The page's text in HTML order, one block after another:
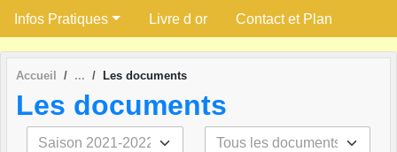
Infos Pratiques Livre d or Contact et Plan
Accueil Les documents
Les documents